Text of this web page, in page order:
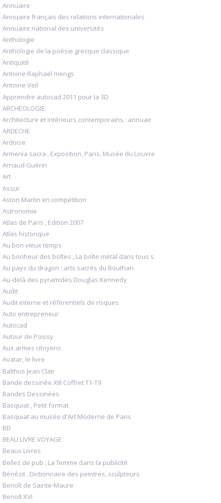
Annuaire
Annuaire français des relations internationales
Annuaire national des universités
Anthologie
Anthologie de la poésie grecque classique
Antiquité
Antoine Raphaël mengs
Antoine Veil
Apprendre autocad 2011 pour la 3D
ARCHEOLOGIE
Architecture et intérieurs contemporains : annuair
ARDECHE
Ardoise
Armenia sacra , Exposition, Paris, Musée du Louvre
Arnaud Guérin
Art
Assur
Aston Martin en compétition
Astronomie
Atlas de Paris , Edition 2007
Atlas historique
Au bon vieux temps
Au bonheur des boîtes , La boîte métal dans tous s
Au pays du dragon : arts sacrés du Bouthan
Au-delà des pyramides Douglas Kennedy
Audit
Audit interne et référentiels de risques
Auto entrepreneur
Autocad
Autour de Poissy
Aux armes citoyens
Avatar, le livre
Balthus Jean Clair
Bande dessinée XIII Coffret T1-T9
Bandes Dessinées
Basquiat , Petit format
Basquiat au musée d'Art Moderne de Paris
BD
BEAU LIVRE VOYAGE
Beaux Livres
Belles de pub , La femme dans la publicité
Bénézit , Dictionnaire des peintres, sculpteurs
Benoît de Sainte-Maure
Benoît XVI